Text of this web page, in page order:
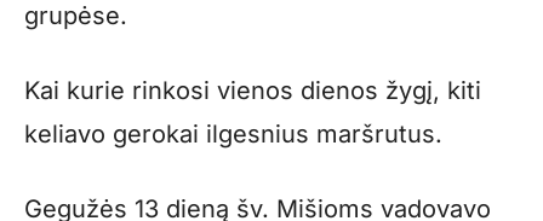
grupėse.
Kai kurie rinkosi vienos dienos žygį, kiti
keliavo gerokai ilgesnius maršrutus.
Gegužės 13 dieną šv. Mišioms vadovavo